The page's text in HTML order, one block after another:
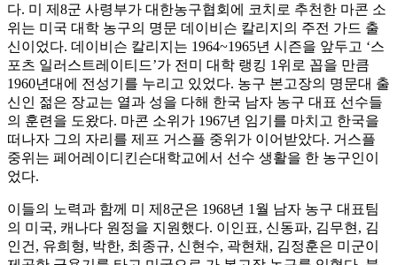
다. 미 제8군 사령부가 대한농구협회에 코치로 추천한 마콘 소
위는 미국 대학 농구의 명문 데이비슨 칼리지의 주전 가드 출
신이었다. 데이비슨 칼리지는 1964~1965년 시즌을 앞두고 ‘스
포츠 일러스트레이티드’가 전미 대학 랭킹 1위로 꼽을 만큼
1960년대에 전성기를 누리고 있었다. 농구 본고장의 명문대 출
신인 젊은 장교는 열과 성을 다해 한국 남자 농구 대표 선수들
의 훈련을 도왔다. 마콘 소위가 1967년 임기를 마치고 한국을
떠나자 그의 자리를 제프 거스플 중위가 이어받았다. 거스플
중위는 페어레이디킨슨대학교에서 선수 생활을 한 농구인이
었다.
이들의 노력과 함께 미 제8군은 1968년 1월 남자 농구 대표팀
의 미국, 캐나다 원정을 지원했다. 이인표, 신동파, 김무현, 김
인건, 유희형, 박한, 최종규, 신현수, 곽현채, 김정훈은 미군이